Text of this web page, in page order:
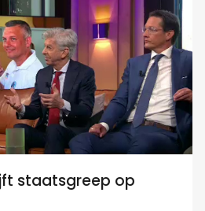
staatsgreep op